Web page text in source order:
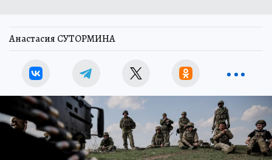
Анастасия СУТОРМИНА